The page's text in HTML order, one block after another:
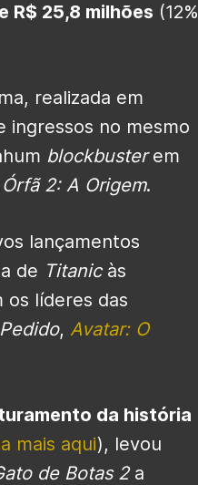
R$ 25,8 milhões (12%
realizada em
ingressos no mesmo
blockbusterem
Órfã 2: A Origem.
lançamentos
de Titanicàs
os líderes das
, Avatar: O
da história
mais aqui), levou
de Botas 2a